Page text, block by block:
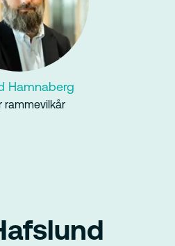
Hamnaberg
rammevilkår